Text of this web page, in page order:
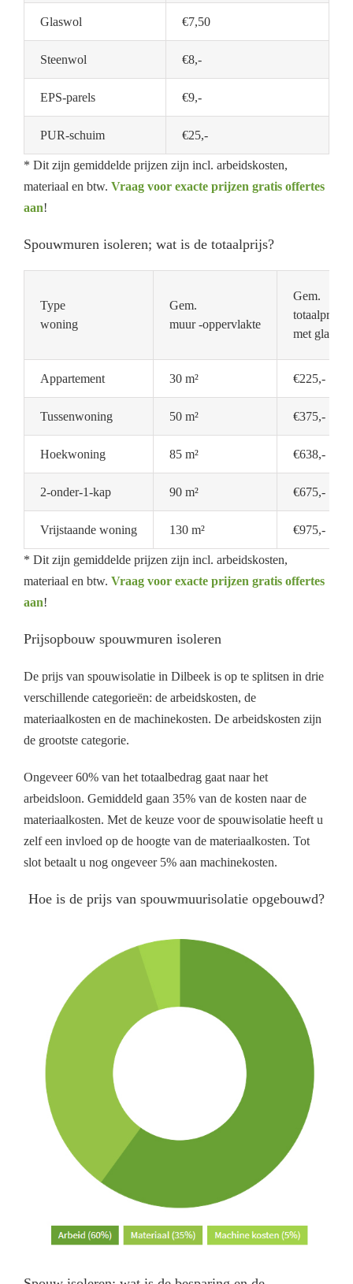
Glaswol €7,50
Steenwol €8,-
EPS-parels €9,-
PUR-schuim €25,-
* Dit zijn gemiddelde prijzen zijn incl. arbeidskosten,
materiaal en btw. Vraag voor exacte prijzen gratis offertes
aan!
Spouwmuren isoleren; wat is de totaalprijs?
Type
woning
Gem.
muur -oppervlakte
Gem.
totaalprijs
met
Appartement 30 m² €225,-
Tussenwoning 50 m² €375,-
Hoekwoning 85 m² €638,-
2-onder-1-kap 90 m² €675,-
Vrijstaande woning 130 m² €975,-
* Dit zijn gemiddelde prijzen zijn incl. arbeidskosten,
materiaal en btw. Vraag voor exacte prijzen gratis offertes
aan!
Prijsopbouw spouwmuren isoleren
De prijs van spouwisolatie in Dilbeek is op te splitsen in drie
verschillende categorieën: de arbeidskosten, de
materiaalkosten en de machinekosten. De arbeidskosten zijn
de grootste categorie.
Ongeveer 60% van het totaalbedrag gaat naar het
arbeidsloon. Gemiddeld gaan 35% van de kosten naar de
materiaalkosten. Met de keuze voor de spouwisolatie heeft u
zelf een invloed op de hoogte van de materiaalkosten. Tot
slot betaalt u nog ongeveer 5% aan machinekosten.
Hoe is de prijs van spouwmuurisolatie opgebouwd?